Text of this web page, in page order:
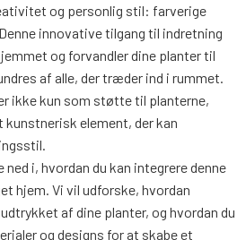
og personlig stil: farverige
innovative tilgang til indretning
og forvandler dine planter til
af alle, der træder ind i rummet.
ikke kun som støtte til planterne,
element, der kan
ned i, hvordan du kan integrere denne
hjem. Vi vil udforske, hvordan
af dine planter, og hvordan du
og designs for at skabe et